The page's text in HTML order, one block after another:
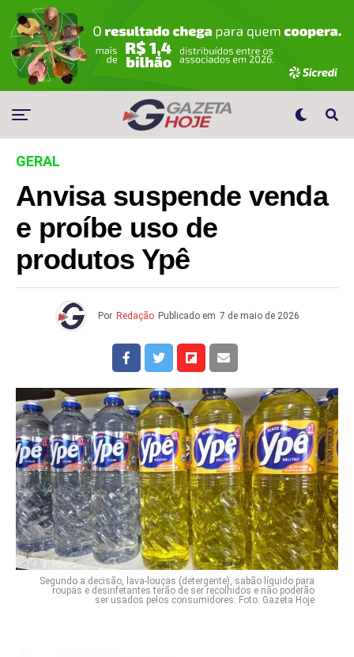
GERAL
Anvisa suspende venda
e proíbe uso de
produtos Ypê
Por Redação Publicado em 7 de maio de 2026
Segundo a decisão, lava-louças (detergente), sabão líquido para
roupas e desinfetantes terão de ser recolhidos e não poderão
ser usados pelos consumidores. Foto: Gazeta Hoje